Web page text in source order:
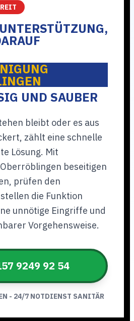
UND SAUBER
bleibt oder es aus
zählt eine schnelle
Lösung. Mit
beseitigen
prüfen den
die Funktion
unnötige Eingriffe und
Vorgehensweise.
9249 92 54
- 24/7 NOTDIENST SANITÄR